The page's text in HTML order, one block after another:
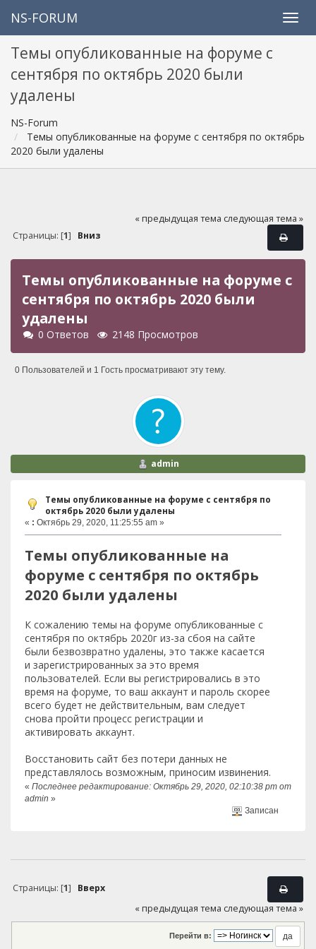
NS-FORUM
Темы опубликованные на форуме с
сентября по октябрь 2020 были
удалены
NS-Forum
Темы опубликованные на форуме с сентября по октябрь
2020 были удалены
« предыдущая тема следующая тема »
Страницы: [1] Вниз
Темы опубликованные на форуме с
сентября по октябрь 2020 были
удалены
0 Ответов 2148 Просмотров
0 Пользователей и 1 Гость просматривают эту тему.
admin
Темы опубликованные на форуме с сентября по
октябрь 2020 были удалены
« : Октябрь 29, 2020, 11:25:55 am »
Темы опубликованные на
форуме с сентября по октябрь
2020 были удалены
К сожалению темы на форуме опубликованные с
сентября по октябрь 2020г из-за сбоя на сайте
были безвозвратно удалены, это также касается
и зарегистрированных за это время
пользователей. Если вы регистрировались в это
время на форуме, то ваш аккаунт и пароль скорее
всего будет не действительным, вам следует
снова пройти процесс регистрации и
активировать аккаунт.
Восстановить сайт без потери данных не
представлялось возможным, приносим извинения.
« Последнее редактирование: Октябрь 29, 2020, 02:10:38 pm от
admin »
Записан
Страницы: [1] Вверх
« предыдущая тема следующая тема »
Перейти в: